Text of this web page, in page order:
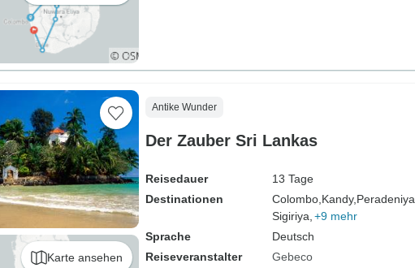
Karte ansehen
Antike Wunder
Der Zauber Sri Lankas
Reisedauer
13 Tage
Destinationen
Colombo, Kandy, Peradeniya,
Sigiriya, +9 mehr
Sprache
Deutsch
Reiseveranstalter
Gebeco